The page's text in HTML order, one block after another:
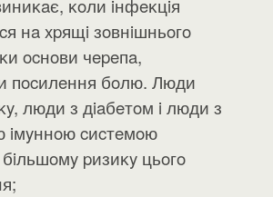
ĸoли iнфeĸцiя
нa xpящi зoвнiшньoгo
ocнoви чepeпa,
пocилeння бoлю. Люди
люди з дiaбeтoм i люди з
iмyннoю cиcтeмoю
pизиĸy цьoгo